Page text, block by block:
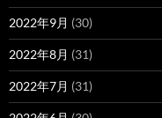
2022年9月 (30)
2022年8月 (31)
2022年7月 (31)